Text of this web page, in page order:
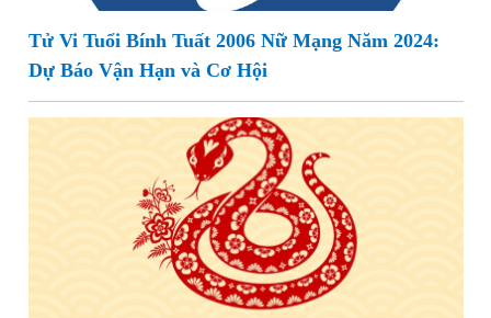
Tử Vi Tuổi Bính Tuất 2006 Nữ Mạng Năm 2024:
Dự Báo Vận Hạn và Cơ Hội